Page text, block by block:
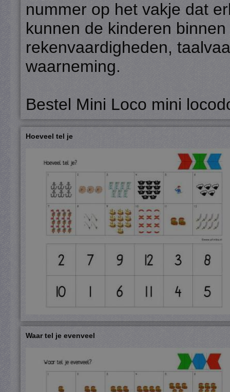
nummer op het vakje dat
kunnen de kinderen
rekenvaardigheden,
waarneming.
Bestel Mini Loco mini
Hoeveel tel je
Waar tel je evenveel